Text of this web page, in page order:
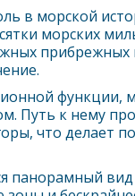
в морской
морских
прибрежных
функции,
Путь к нему
что делает
панорамный вид